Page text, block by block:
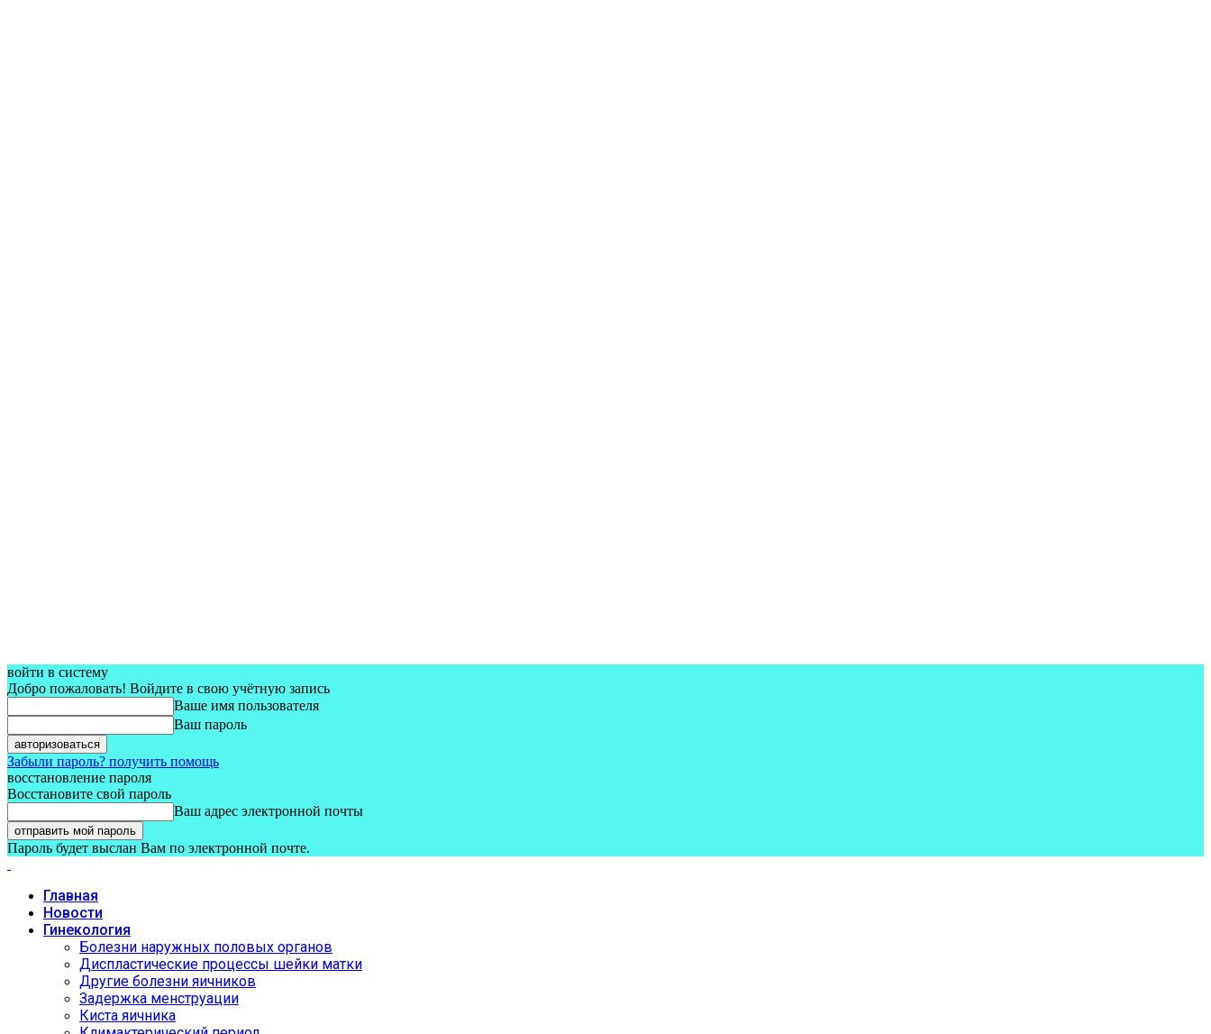
войти в систему
Добро пожаловать! Войдите в свою учётную запись
Ваше имя пользователя
Ваш пароль
Забыли пароль? получить помощь
восстановление пароля
Восстановите свой пароль
Ваш адрес электронной почты
Пароль будет выслан Вам по электронной почте.
Главная
Новости
Гинекология
Болезни наружных половых органов
Диспластические процессы шейки матки
Другие болезни яичников
Задержка менструации
Киста яичника